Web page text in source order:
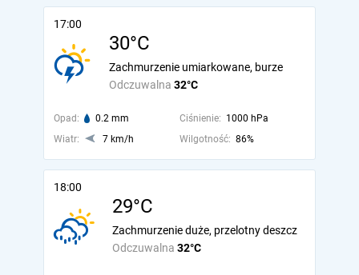
17:00
30°C
Odczuwalna 32°C
Zachmurzenie umiarkowane, burze
Opad: 0.2 mm Ciśnienie: 1000 hPa
Wiatr:
7 km/h Wilgotność: 86%
18:00
29°C
Odczuwalna 32°C
Zachmurzenie duże, przelotny deszcz